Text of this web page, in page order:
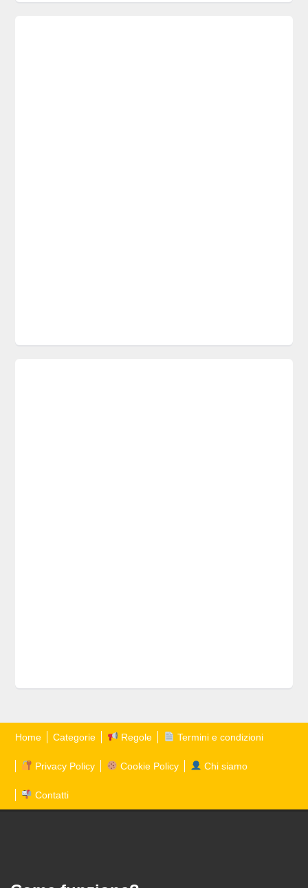
Home Categorie Regole Termini e condizioni
Privacy Policy Cookie Policy Chi siamo
Contatti